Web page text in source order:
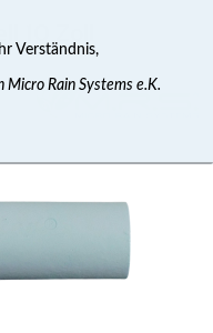
Verständnis,
Micro Rain Systems e.K.